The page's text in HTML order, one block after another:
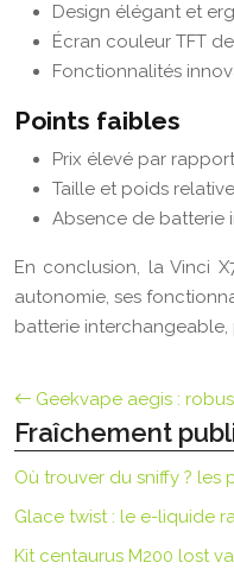
Design élégant et
Écran couleur TFT
Fonctionnalités
Points faibles
Prix élevé par
Taille et poids
Absence de batterie
En conclusion, la Vinci
autonomie, ses
batterie interchangeable,
Geekvape aegis :
Fraîchement
Où trouver du sniffy ? les
Glace twist : le e-liquide
Kit centaurus M200 lost